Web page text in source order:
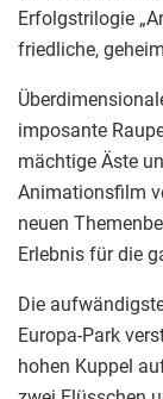
Erfolgstrilogie
friedliche,
imposante
mächtige Äste
Animationsfilm
neuen
Erlebnis für die
Die
Europa-Park
hohen Kuppel